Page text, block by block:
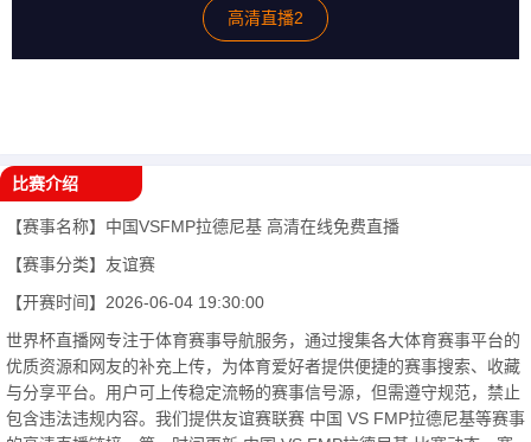
高清直播2
比赛介绍
【赛事名称】 中国VSFMP拉德尼基 高清在线免费直播
【赛事分类】 友谊赛
【开赛时间】 2026-06-04 19:30:00
世界杯直播网专注于体育赛事导航服务，通过搜集各大体育赛事平台的
优质资源和网友的补充上传，为体育爱好者提供便捷的赛事搜索、收藏
与分享平台。用户可上传稳定流畅的赛事信号源，但需遵守规范，禁止
包含违法违规内容。我们提供友谊赛联赛 中国 VS FMP拉德尼基等赛事